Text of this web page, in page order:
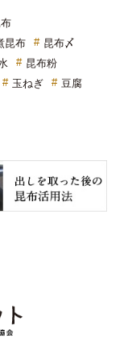
昆布
昆布〆
昆布粉
玉ねぎ
豆腐